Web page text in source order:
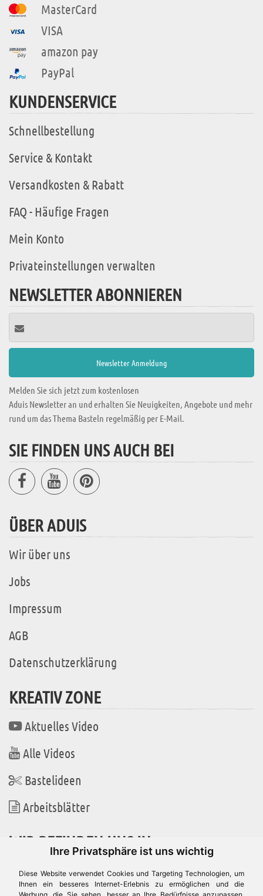
Ihre Privatsphäre ist uns wichtig
Diese Website verwendet Cookies und Targeting Technologien, um
Ihnen ein besseres Internet-Erlebnis zu ermöglichen und die
MasterCard
VISA
amazon pay
PayPal
KUNDENSERVICE
Schnellbestellung
Service & Kontakt
Versandkosten & Rabatt
FAQ - Häufige Fragen
Mein Konto
Privateinstellungen verwalten
NEWSLETTER ABONNIEREN
Melden Sie sich jetzt zum kostenlosen
Aduis Newsletter an und erhalten Sie Neuigkeiten, Angebote und mehr
rund um das Thema Basteln regelmäßig per E-Mail.
SIE FINDEN UNS AUCH BEI
ÜBER ADUIS
Wir über uns
Jobs
Impressum
AGB
Datenschutzerklärung
KREATIV ZONE
Aktuelles Video
Alle Videos
Bastelideen
Arbeitsblätter
WIR BEFINDEN UNS IN